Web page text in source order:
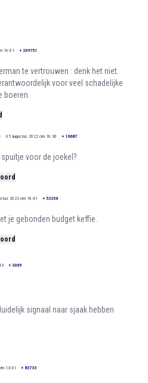
16:01 + 209751
te vertrouwen : denk het niet.
voor veel schadelijke
boeren.
05 augustus 2022 om 18:30 + 16687
voor de joekel?
2022 om 18:41 + 53256
je gebonden budget keffie.
+ 3069
signaal naar sjaak hebben
13:41 + 83733